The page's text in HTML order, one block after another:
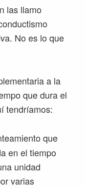
las llamo
No es lo que
a la
que dura el
tendríamos:
que
en el tiempo
unidad
varias